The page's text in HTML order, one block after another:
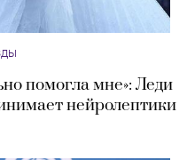
помогла мне»: Леди
нейролептики